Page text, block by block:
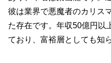
彼は業界で悪魔者のカリス
た存在です。年収50億円以
ており、富裕層としても知